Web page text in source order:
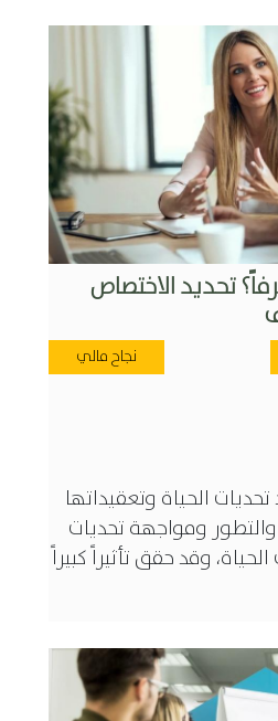
تحديد الاختصاص
نجاح مالي
الحياة وتعقيداتها
ومواجهة تحديات
وقد حقق تأثيراً كبيراً